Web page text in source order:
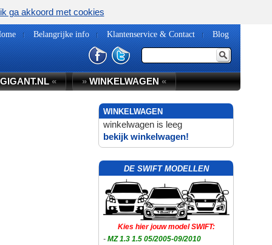
Belangrijke info Klantenservice & Contact Blog
« »WINKELWAGEN«
WINKELWAGEN
winkelwagen is leeg
bekijk winkelwagen!
DE SWIFT MODELLEN
Kies hier jouw model SWIFT:
- MZ 1.3 1.5 05/2005-09/2010
ik ga akkoord met cookies